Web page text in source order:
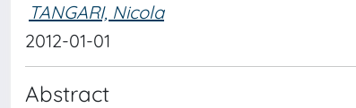
TANGARI, Nicola
2012-01-01
Abstract